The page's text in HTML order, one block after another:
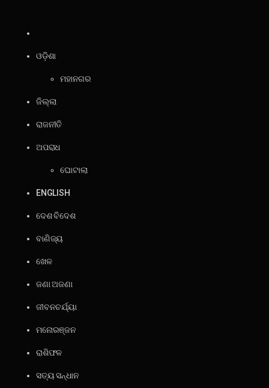
ଓଡ଼ିଶା
ମହାନଗର
ଜିଲ୍ଲା
ରାଜନୀତି
ଅପରାଧ
ଘୋଟାଲା
ENGLISH
ଦେଶ ବିଦେଶ
ବାଣିଜ୍ୟ
ଖେଳ
ଜଣା ଅଜଣା
ଜୀବନଚର୍ଯ୍ୟା
ମନୋରଞ୍ଜନ
ରାଶିଫଳ
ସତ୍ୟ ସନ୍ଧାନ